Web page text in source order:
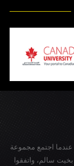
تاريخ تأسيس نادي الوصل إلى عام 1960، عندما اجتمع مجموعة
سالم، واتفقوا